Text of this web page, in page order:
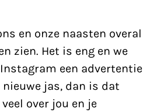
en onze naasten overal
zien. Het is eng en we
een advertentie
jas, dan is dat
over jou en je